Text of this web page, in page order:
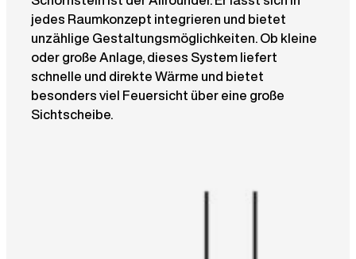
jedes Raumkonzept integrieren und bietet
unzählige Gestaltungsmöglichkeiten. Ob kleine
oder große Anlage, dieses System liefert
schnelle und direkte Wärme und bietet
besonders viel Feuersicht über eine große
Sichtscheibe.